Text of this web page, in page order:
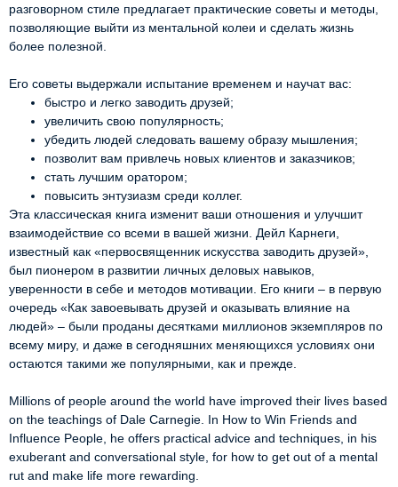
разговорном стиле предлагает практические советы и методы,
позволяющие выйти из ментальной колеи и сделать жизнь
более полезной.
Его советы выдержали испытание временем и научат вас:
быстро и легко заводить друзей;
увеличить свою популярность;
убедить людей следовать вашему образу мышления;
позволит вам привлечь новых клиентов и заказчиков;
стать лучшим оратором;
повысить энтузиазм среди коллег.
Эта классическая книга изменит ваши отношения и улучшит
взаимодействие со всеми в вашей жизни. Дейл Карнеги,
известный как «первосвященник искусства заводить друзей»,
был пионером в развитии личных деловых навыков,
уверенности в себе и методов мотивации. Его книги – в первую
очередь «Как завоевывать друзей и оказывать влияние на
людей» – были проданы десятками миллионов экземпляров по
всему миру, и даже в сегодняшних меняющихся условиях они
остаются такими же популярными, как и прежде.
Millions of people around the world have improved their lives based
on the teachings of Dale Carnegie. In How to Win Friends and
Influence People, he offers practical advice and techniques, in his
exuberant and conversational style, for how to get out of a mental
rut and make life more rewarding.